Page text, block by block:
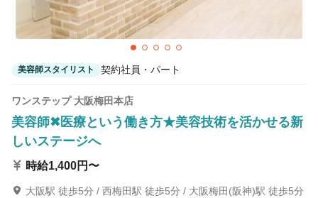
美容師スタイリスト 契約社員・パート
ワンステップ 大阪梅田本店
美容師✖医療という働き方★美容技術を活かせる新
しいステージへ
時給1,400円〜
大阪駅 徒歩5分 / 西梅田駅 徒歩5分 / 大阪梅田(阪神)駅 徒歩5分